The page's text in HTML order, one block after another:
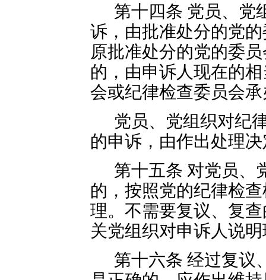
第十四条 党员、党
诉，由批准处分的党
原批准处分的党的委
的，由申诉人现在的
会或纪律检查委员会
党员、党组织对纪
的申诉，由作出处理
第十五条 对党员、
的，按照党的纪律检
理。不需要复议、复
关党组织对申诉人说
第十六条 经过复议